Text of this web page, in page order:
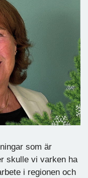
som är
skulle vi varken ha
i regionen och